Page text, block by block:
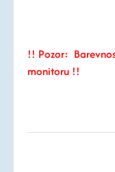
!! Pozor:
monitoru !!